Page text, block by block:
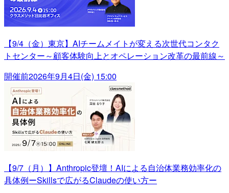
【9/4（金）東京】AIチームメイトが変える次世代コンタク
トセンター～顧客体験向上とオペレーション改革の最前線～
開催前2026年9月4日(金) 15:00
【9/7（月）】Anthropic登壇！AIによる自治体業務効率化の
具体例ーSkillsで広がるClaudeの使い方ー